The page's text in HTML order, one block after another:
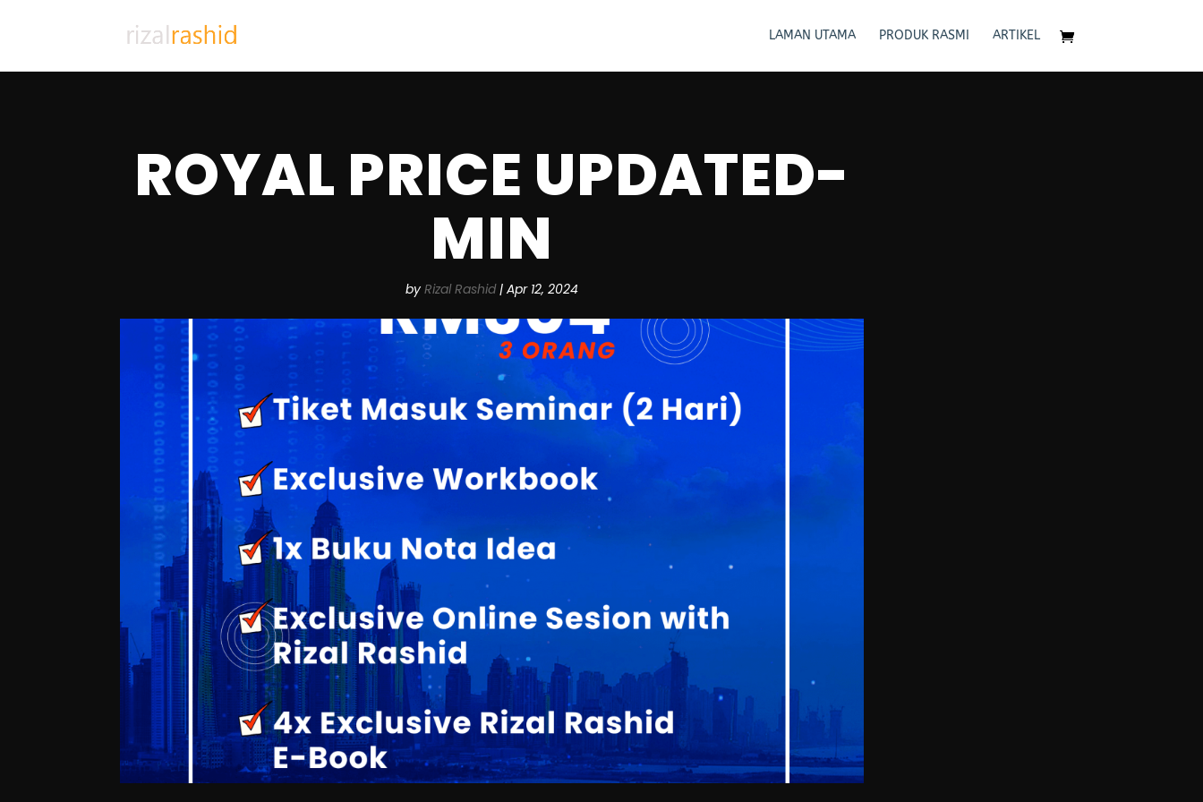
LAMAN UTAMA PRODUK RASMI ARTIKEL
ROYAL PRICE UPDATED-
MIN
byRizal Rashid|Apr 12, 2024